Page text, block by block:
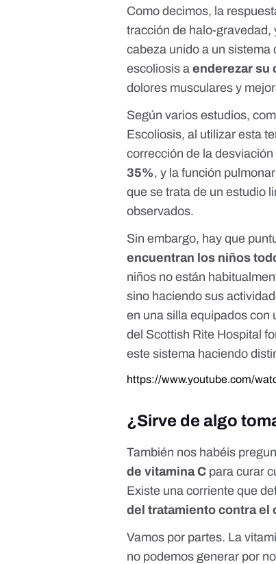
Como decimos, la
tracción de halo-gravedad,
cabeza unido a un sistema
escoliosis aenderezar su
dolores musculares y
Según varios estudios,
Escoliosis, al utilizar esta
corrección de la
35%, y la función
que se trata de un estudio
observados.
Sin embargo, hay que
encuentran los niños
niños no están
sino haciendo sus
en una silla equipados con
del Scottish Rite Hospital
este sistema haciendo
https://www.youtube.com/
¿Sirve de algo
También nos habéis
de vitamina C para curar
Existe una corriente que
del tratamiento contra el
Vamos por partes. La
no podemos generar por